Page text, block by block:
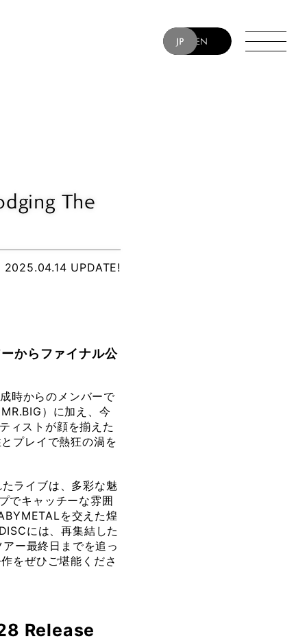
EN
The
2025.04.14 UPDATE!
からファイナル公
時からのメンバーで
）に加え、今
ィストが顔を揃えた
プレイで熱狂の渦を
ライブは、多彩な魅
でキャッチーな雰囲
を交えた煌
には、再集結した
ー最終日までを追っ
をぜひご堪能くださ
Release